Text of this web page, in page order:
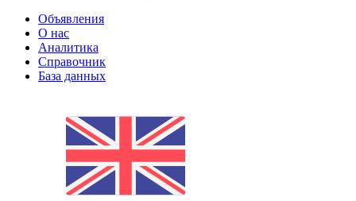
Объявления
О нас
Аналитика
Справочник
База данных